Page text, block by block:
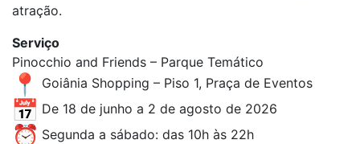
atração.
Serviço
Pinocchio and Friends – Parque Temático
Goiânia Shopping – Piso 1, Praça de Eventos
De 18 de junho a 2 de agosto de 2026
Segunda a sábado: das 10h às 22h